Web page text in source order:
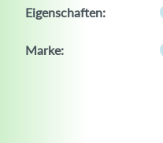
Eigenschaften:
Marke: